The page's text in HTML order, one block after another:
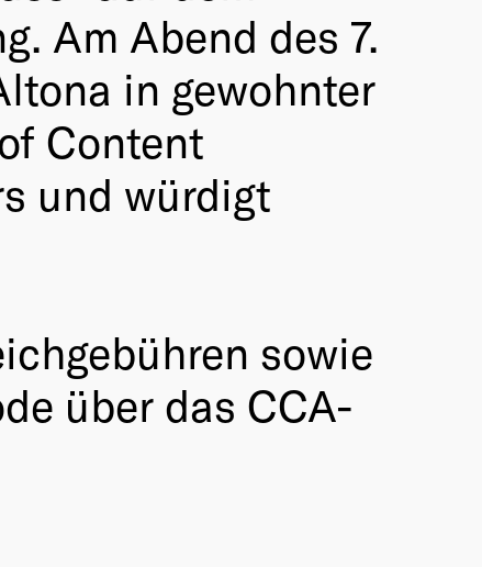
Am Abend des 7.
in gewohnter
Content
und würdigt
sowie
über das CCA-